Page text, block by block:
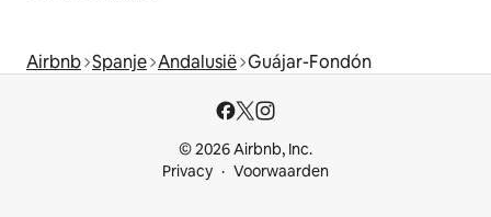
Airbnb Spanje Andalusië Guájar-Fondón
© 2026 Airbnb, Inc.
Privacy
Voorwaarden